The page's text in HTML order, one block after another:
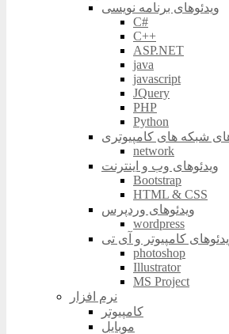
ویدئوهای برنامه نویسی
C#
C++
ASP.NET
java
javascript
JQuery
PHP
Python
شبکه های کامپیوتری
network
ویدئوهای وب و اینترنت
Bootstrap
HTML & CSS
ویدئوهای وردپرس
wordpress
کامپیوتر و آی تی
photoshop
Illustrator
MS Project
نرم افزار
کامپیوتر
موبایل